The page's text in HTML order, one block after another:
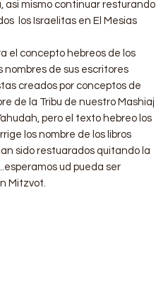
asi mismo continuar resturando
los Israelitas en El Mesias
el concepto hebreos de los
nombres de sus escritores
creados por conceptos de
de la Tribu de nuestro Mashiaj
pero el texto hebreo los
los nombre de los libros
sido restuarados quitando la
ud pueda ser
Mitzvot.